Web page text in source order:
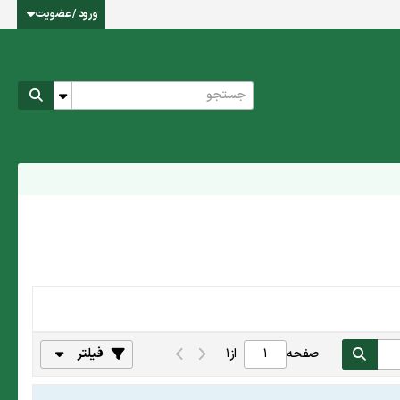
ورود / عضویت
صفحه از1 فیلتر